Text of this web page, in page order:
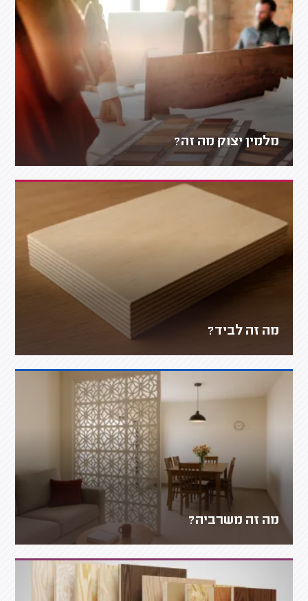
מלמין יצוק מה זה?
מה זה לביד?
מה זה משרביה?